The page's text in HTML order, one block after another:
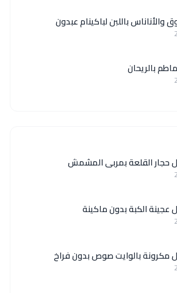
والأناناس باللبن لباكينام عبدون
بالريحان
حجار القلعة بمربى المشمش
الكبة بدون ماكينة
مكرونة بالوايت صوص بدون فراخ